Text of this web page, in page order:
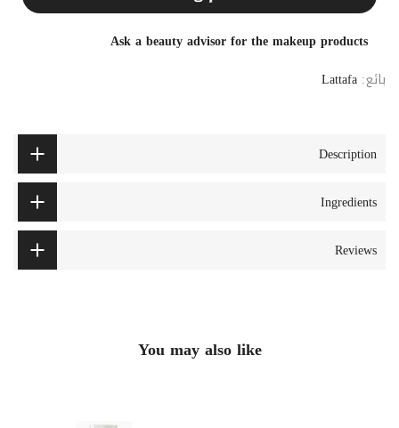
Ask a beauty advisor for the makeup products
بائع: Lattafa
Description
Ingredients
Reviews
You may also like